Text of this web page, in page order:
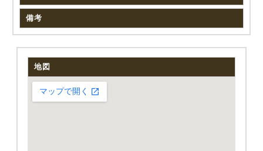
備考
地図